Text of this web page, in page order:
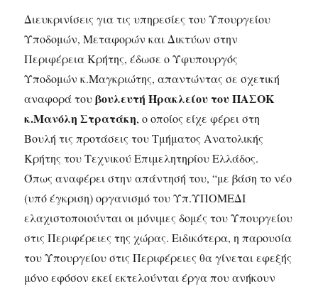
Διευκρινίσεις για τις υπηρεσίες του Υπουργείου
Υποδομών, Μεταφορών και Δικτύων στην
Περιφέρεια Κρήτης, έδωσε ο Υφυπουργός
Υποδομών κ.Μαγκριώτης, απαντώντας σε σχετική
αναφορά τουβουλευτή Ηρακλείου του ΠΑΣΟΚ
κ.Μανόλη Στρατάκη, ο οποίος είχε φέρει στη
Βουλή τις προτάσεις του Τμήματος Ανατολικής
Κρήτης του Τεχνικού Επιμελητηρίου Ελλάδος.
Όπως αναφέρει στην απάντησή του, “με βάση το νέο
(υπό έγκριση) οργανισμό του Υπ.ΥΠΟΜΕΔΙ
ελαχιστοποιούνται οι μόνιμες δομές του Υπουργείου
στις Περιφέρειες της χώρας. Ειδικότερα, η παρουσία
του Υπουργείου στις Περιφέρειες θα γίνεται εφεξής
μόνο εφόσον εκεί εκτελούνται έργα που ανήκουν